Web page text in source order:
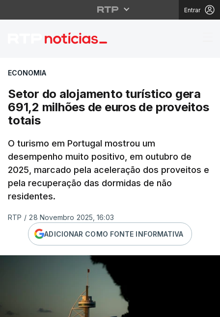
Entrar
Setor do alojamento
ECONOMIA
Setor do alojamento turístico gera
691,2 milhões de euros de proveitos
totais
O turismo em Portugal mostrou um
desempenho muito positivo, em outubro de
2025, marcado pela aceleração dos proveitos e
pela recuperação das dormidas de não
residentes.
RTP / 28 Novembro 2025, 16:03
ADICIONAR COMO FONTE INFORMATIVA